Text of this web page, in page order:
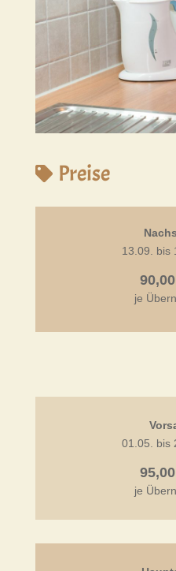
Preise
13.09. bis
je
01.05. bis
je